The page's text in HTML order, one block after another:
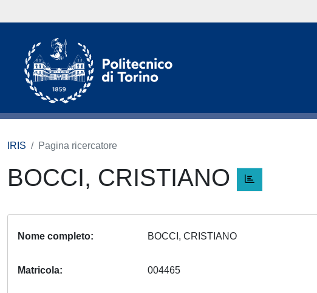
IRIS Pagina ricercatore
BOCCI, CRISTIANO
Nome completo BOCCI, CRISTIANO
Matricola 004465